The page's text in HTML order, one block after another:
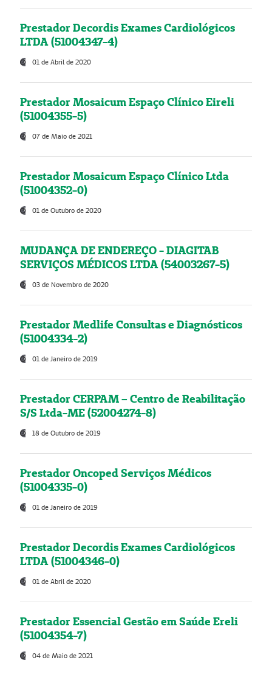
Prestador Decordis Exames Cardiológicos
LTDA (51004347-4)
01 de Abril de 2020
Prestador Mosaicum Espaço Clínico Eireli
(51004355-5)
07 de Maio de 2021
Prestador Mosaicum Espaço Clínico Ltda
(51004352-0)
01 de Outubro de 2020
MUDANÇA DE ENDEREÇO - DIAGITAB
SERVIÇOS MÉDICOS LTDA (54003267-5)
03 de Novembro de 2020
Prestador Medlife Consultas e Diagnósticos
(51004334-2)
01 de Janeiro de 2019
Prestador CERPAM – Centro de Reabilitação
S/S Ltda-ME (52004274-8)
18 de Outubro de 2019
Prestador Oncoped Serviços Médicos
(51004335-0)
01 de Janeiro de 2019
Prestador Decordis Exames Cardiológicos
LTDA (51004346-0)
01 de Abril de 2020
Prestador Essencial Gestão em Saúde Ereli
(51004354-7)
04 de Maio de 2021